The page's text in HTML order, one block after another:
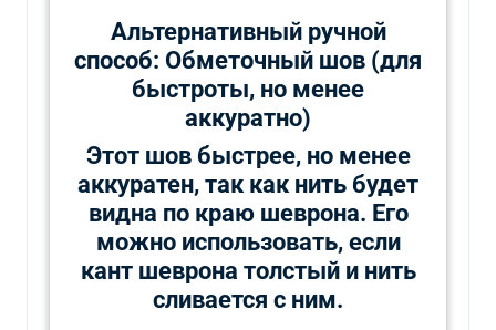
Альтернативный ручной
способ: Обметочный шов (для
быстроты, но менее
аккуратно)
Этот шов быстрее, но менее
аккуратен, так как нить будет
видна по краю шеврона. Его
можно использовать, если
кант шеврона толстый и нить
сливается с ним.